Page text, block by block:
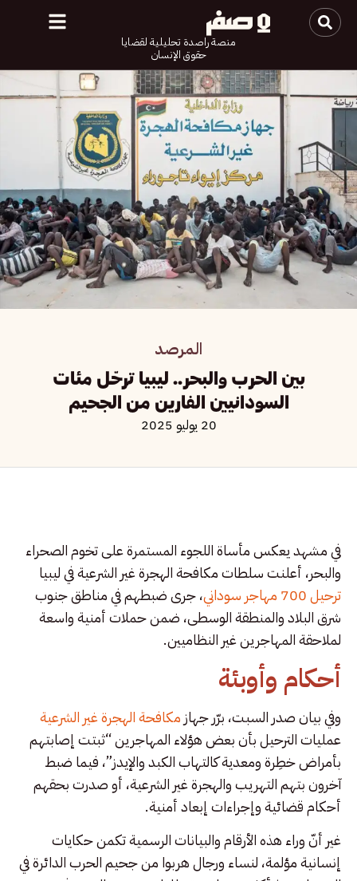
منصة راصدة تحليلية لقضايا
حقوق الإنسان
المرصد
بين الحرب والبحر.. ليبيا ترحّل مئات
السودانيين الفارين من الجحيم
20 يوليو 2025
في مشهد يعكس مأساة اللجوء المستمرة على تخوم الصحراء
والبحر، أعلنت سلطات مكافحة الهجرة غير الشرعية في ليبيا
ترحيل 700 مهاجر سوداني
، جرى ضبطهم في مناطق جنوب
شرق البلاد والمنطقة الوسطى، ضمن حملات أمنية واسعة
لملاحقة المهاجرين غير النظاميين.
أحكام وأوبئة
وفي بيان صدر السبت، برّر جهاز مكافحة الهجرة غير الشرعية
عمليات الترحيل بأن بعض هؤلاء المهاجرين “ثبتت إصابتهم
بأمراض خطِرة ومعدية كالتهاب الكبد والإيدز”، فيما ضبط
آخرون بتهم التهريب والهجرة غير الشرعية، أو صدرت بحقهم
أحكام قضائية وإجراءات إبعاد أمنية.
غير أنّ وراء هذه الأرقام والبيانات الرسمية تكمن حكايات
إنسانية مؤلمة، لنساء ورجال هربوا من جحيم الحرب الدائرة في